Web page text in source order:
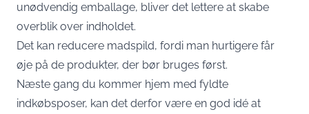
unødvendig emballage, bliver det lettere at skabe
overblik over indholdet.
Det kan reducere madspild, fordi man hurtigere får
øje på de produkter, der bør bruges først.
Næste gang du kommer hjem med fyldte
indkøbsposer, kan det derfor være en god idé at